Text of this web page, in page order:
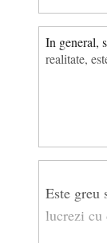
In general,
realitate,
Este greu
lucrezi cu